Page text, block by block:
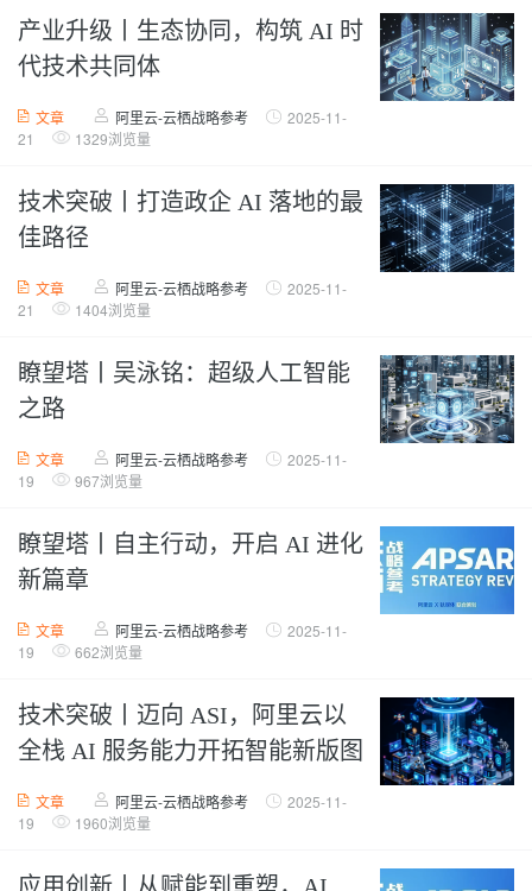
产业升级丨生态协同，构筑 AI 时
代技术共同体
文章 阿里云-云栖战略参考
2025-11-
21
1329浏览量
技术突破丨打造政企 AI 落地的最
佳路径
文章 阿里云-云栖战略参考
2025-11-
21
1404浏览量
瞭望塔丨吴泳铭：超级人工智能
之路
文章 阿里云-云栖战略参考
2025-11-
19
967浏览量
瞭望塔丨自主行动，开启 AI 进化
新篇章
文章 阿里云-云栖战略参考
2025-11-
19
662浏览量
技术突破丨迈向 ASI，阿里云以
全栈 AI 服务能力开拓智能新版图
文章 阿里云-云栖战略参考
2025-11-
19
1960浏览量